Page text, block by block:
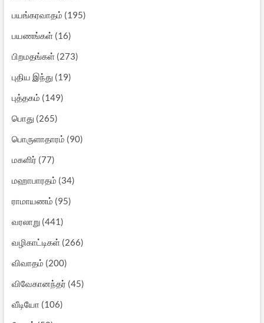
பயங்கரவாதம் (195)
பயணங்கள்(16)
பிறமதங்கள்(273)
புதிய இந்து (19)
புத்தகம் (149)
பொது (265)
பொருளாதாரம் (90)
மகளிர் (77)
மஹாபாரதம் (34)
ராமாயணம் (95)
வரலாறு(441)
வழிகாட்டிகள்(266)
விவாதம் (200)
விவேகானந்தர் (45)
வீடியோ (106)